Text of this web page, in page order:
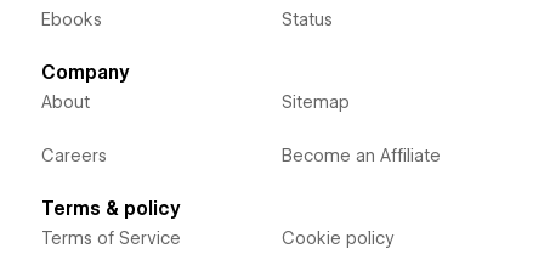
Ebooks Status
Company
About
Careers
Sitemap
Become an Affiliate
Terms & policy
Terms of Service Cookie policy